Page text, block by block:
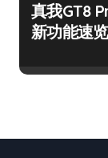
真我GT8
新功能速览